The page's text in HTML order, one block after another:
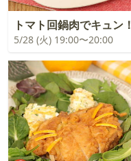
トマト回鍋肉でキュン！
5/28 (火) 19:00〜20:00